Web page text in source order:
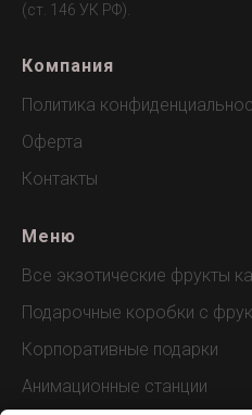
(ст. 146 УК РФ).
Компания
Политика
Оферта
Контакты
Меню
Все экзотические фрукты
Подарочные коробки с
Корпоративные подарки
Анимационные станции